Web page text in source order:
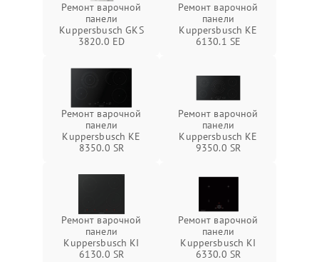
Ремонт варочной
панели
Kuppersbusch GKS
3820.0 ED
Ремонт варочной
панели
Kuppersbusch KE
6130.1 SE
Ремонт варочной
панели
Kuppersbusch KE
8350.0 SR
Ремонт варочной
панели
Kuppersbusch KE
9350.0 SR
Ремонт варочной
панели
Kuppersbusch KI
6130.0 SR
Ремонт варочной
панели
Kuppersbusch KI
6330.0 SR